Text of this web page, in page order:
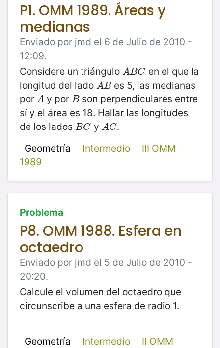
P1. OMM 1989. Áreas y
medianas
Enviado por jmd el 6 de Julio de 2010 -
12:09.
Considere un triángulo A BC
ABC
en el que la
longitud del lado A B
AB es 5, las medianas
por A
A y por B
Bson perpendiculares entre
sí y el área es 18. Hallar las longitudes
de los lados BC
BC y AC
AC .
Geometría
Intermedio
III OMM
1989
Problema
P8. OMM 1988. Esfera en
octaedro
Enviado por jmd el 5 de Julio de 2010 -
20:20.
Calcule el volumen del octaedro que
circunscribe a una esfera de radio 1.
Geometría Intermedio
II OMM